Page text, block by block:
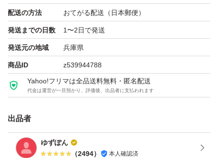
配送の方法 おてがる配送（日本郵便）
発送までの日数 1〜2日で発送
発送元の地域 兵庫県
商品ID z539944788
Yahoo!フリマは全品送料無料・匿名配送
代金は運営が一旦預かり、評価後、出品者に支払われます
出品者
ゆずぽん
（2494） 本人確認済